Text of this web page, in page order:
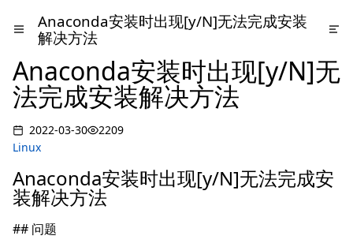
Anaconda安装时出现[y/N]无法完成安装
解决方法
Anaconda安装时出现[y/N]无
法完成安装解决方法
2022-03-30
2209
Linux
Anaconda安装时出现[y/N]无法完成安
装解决方法
## 问题